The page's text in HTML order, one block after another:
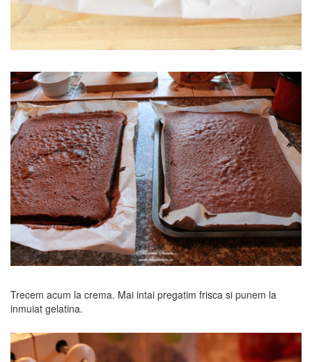
Trecem acum la crema. Mai intai pregatim frisca si punem la
inmuiat gelatina.